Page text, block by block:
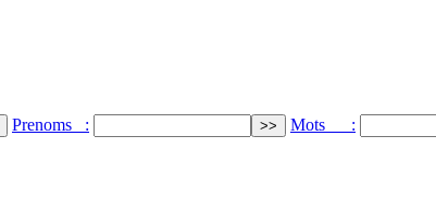
Prenoms : Mots :